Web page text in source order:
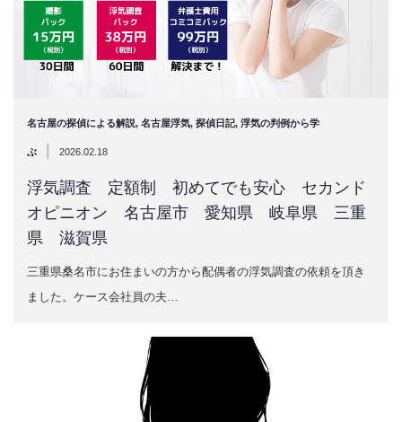
名古屋の探偵による解説, 名古屋浮気, 探偵日記, 浮気の判例から学
ぶ | 2026.02.18
浮気調査 定額制 初めてでも安心 セカンド
オピニオン 名古屋市 愛知県 岐阜県 三重
県 滋賀県
三重県桑名市にお住まいの方から配偶者の浮気調査の依頼を頂き
ました。ケース会社員の夫…